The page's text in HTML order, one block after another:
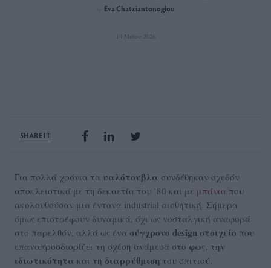
Eva Chatziantonoglou
14 Μαΐου 2026
SHARE IT
Για πολλά χρόνια τα υαλότουβλα συνδέθηκαν σχεδόν
αποκλειστικά με τη δεκαετία του ’80 και με μπάνια που
ακολουθούσαν μια έντονα industrial αισθητική. Σήμερα
όμως επιστρέφουν δυναμικά, όχι ως νοσταλγική αναφορά
στο παρελθόν, αλλά ως ένα σύγχρονο design στοιχείο που
επαναπροσδιορίζει τη σχέση ανάμεσα στο φως, την
ιδιωτικότητα και τη διαρρύθμιση του σπιτιού.